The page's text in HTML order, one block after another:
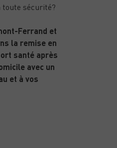
toute sécurité?
Ferrand et
la remise en
santé après
avec un
et à vos